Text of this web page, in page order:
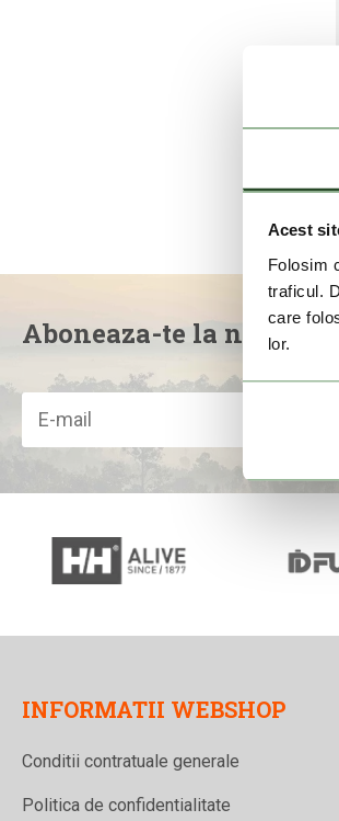
Acest
Folosim
traficul.
care
lor.
Aboneaza-te la
INFORMATII WEBSHOP
Conditii contratuale generale
Politica de confidentialitate